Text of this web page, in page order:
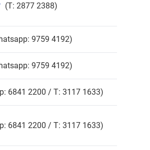
(T: 2877 2388)
9759 4192)
9759 4192)
6841 2200 / T: 3117 1633)
6841 2200 / T: 3117 1633)